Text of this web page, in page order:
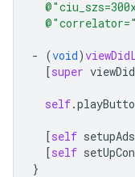
@"correlator="
- (void)
[super
self.
[self
[self
}